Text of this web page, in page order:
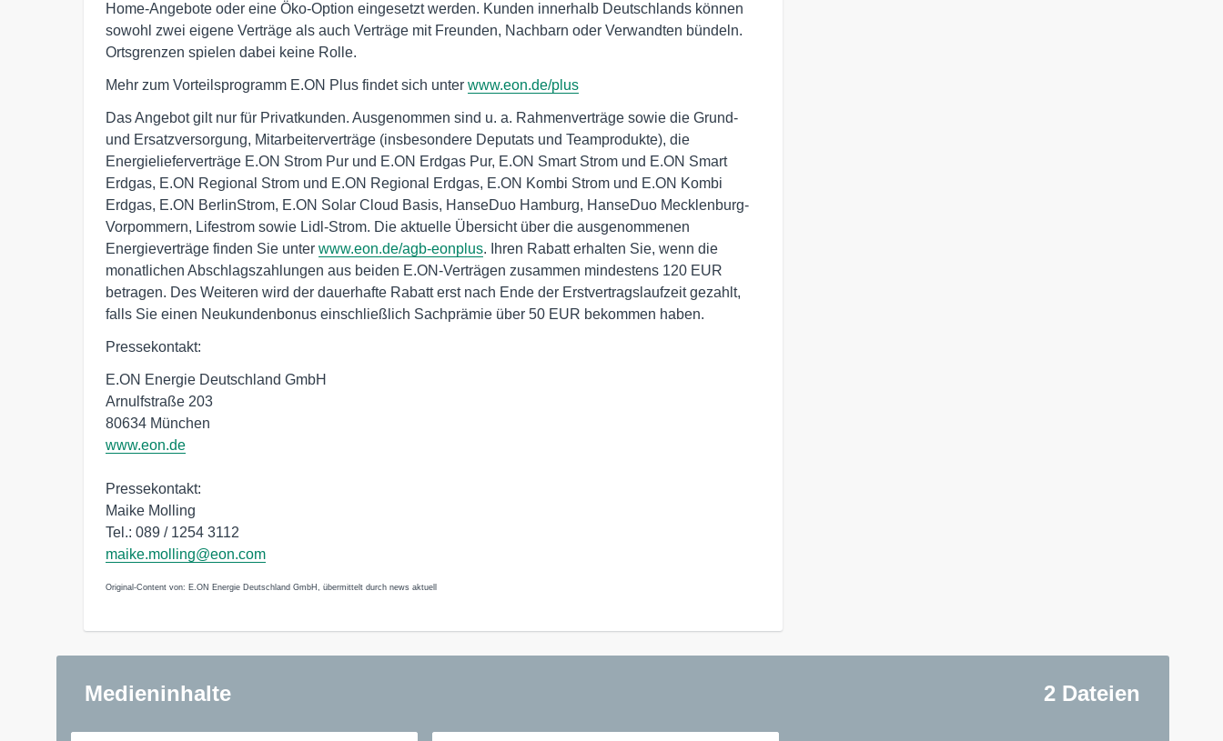
Home-Angebote oder eine Öko-Option eingesetzt werden. Kunden innerhalb Deutschlands können
sowohl zwei eigene Verträge als auch Verträge mit Freunden, Nachbarn oder Verwandten bündeln.
Ortsgrenzen spielen dabei keine Rolle.
Mehr zum Vorteilsprogramm E.ON Plus findet sich unter www.eon.de/plus
Das Angebot gilt nur für Privatkunden. Ausgenommen sind u. a. Rahmenverträge sowie die Grund-
und Ersatzversorgung, Mitarbeiterverträge (insbesondere Deputats und Teamprodukte), die
Energielieferverträge E.ON Strom Pur und E.ON Erdgas Pur, E.ON Smart Strom und E.ON Smart
Erdgas, E.ON Regional Strom und E.ON Regional Erdgas, E.ON Kombi Strom und E.ON Kombi
Erdgas, E.ON BerlinStrom, E.ON Solar Cloud Basis, HanseDuo Hamburg, HanseDuo Mecklenburg-
Vorpommern, Lifestrom sowie Lidl-Strom. Die aktuelle Übersicht über die ausgenommenen
Energieverträge finden Sie unter www.eon.de/agb-eonplus. Ihren Rabatt erhalten Sie, wenn die
monatlichen Abschlagszahlungen aus beiden E.ON-Verträgen zusammen mindestens 120 EUR
betragen. Des Weiteren wird der dauerhafte Rabatt erst nach Ende der Erstvertragslaufzeit gezahlt,
falls Sie einen Neukundenbonus einschließlich Sachprämie über 50 EUR bekommen haben.
Pressekontakt:
E.ON Energie Deutschland GmbH
Arnulfstraße 203
80634 München
www.eon.de
Pressekontakt:
Maike Molling
Tel.: 089 / 1254 3112
maike.molling@eon.com
Original-Content von: E.ON Energie Deutschland GmbH, übermittelt durch news aktuell
Medieninhalte 2 Dateien